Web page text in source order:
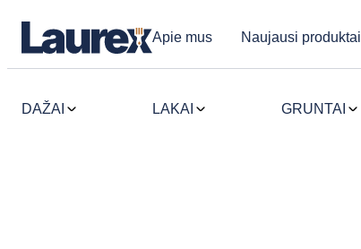
Apie mus Naujausi produktai
DAŽAI LAKAI GRUNTAI